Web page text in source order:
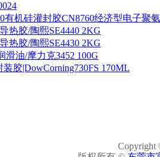
有机硅灌封胶CN8760经济型电子聚
热胶/陶熙SE4440 2KG
热胶/陶熙SE4430 2KG
滑油/摩力克3452 100G
胶|DowCorning730FS 170ML
Copyright